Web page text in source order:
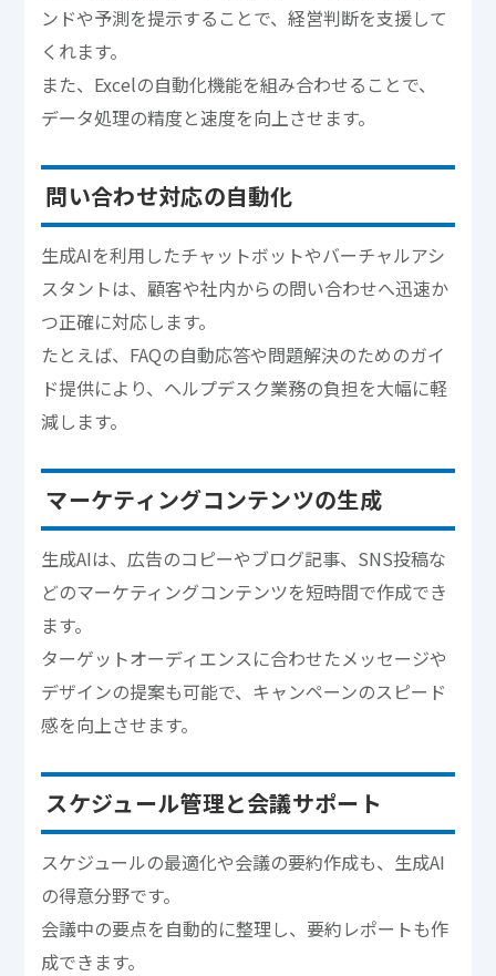
ンドや予測を提示することで、経営判断を支援して
くれます。
また、Excelの自動化機能を組み合わせることで、
データ処理の精度と速度を向上させます。
問い合わせ対応の自動化
生成AIを利用したチャットボットやバーチャルアシ
スタントは、顧客や社内からの問い合わせへ迅速か
つ正確に対応します。
たとえば、FAQの自動応答や問題解決のためのガイ
ド提供により、ヘルプデスク業務の負担を大幅に軽
減します。
マーケティングコンテンツの生成
生成AIは、広告のコピーやブログ記事、SNS投稿な
どのマーケティングコンテンツを短時間で作成でき
ます。
ターゲットオーディエンスに合わせたメッセージや
デザインの提案も可能で、キャンペーンのスピード
感を向上させます。
スケジュール管理と会議サポート
スケジュールの最適化や会議の要約作成も、生成AI
の得意分野です。
会議中の要点を自動的に整理し、要約レポートも作
成できます。